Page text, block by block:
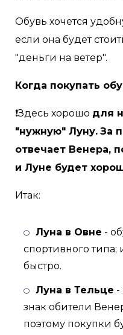
Обувь хочется
если она будет
"деньги на ветер".
Когда покупать
❗Здесь хорошо для
"нужную" Луну. За
отвечает Венера,
и Луне будет
Итак:
Луна в Овне -
спортивного типа;
быстро.
Луна в Тельце -
знак обители
поэтому покупки